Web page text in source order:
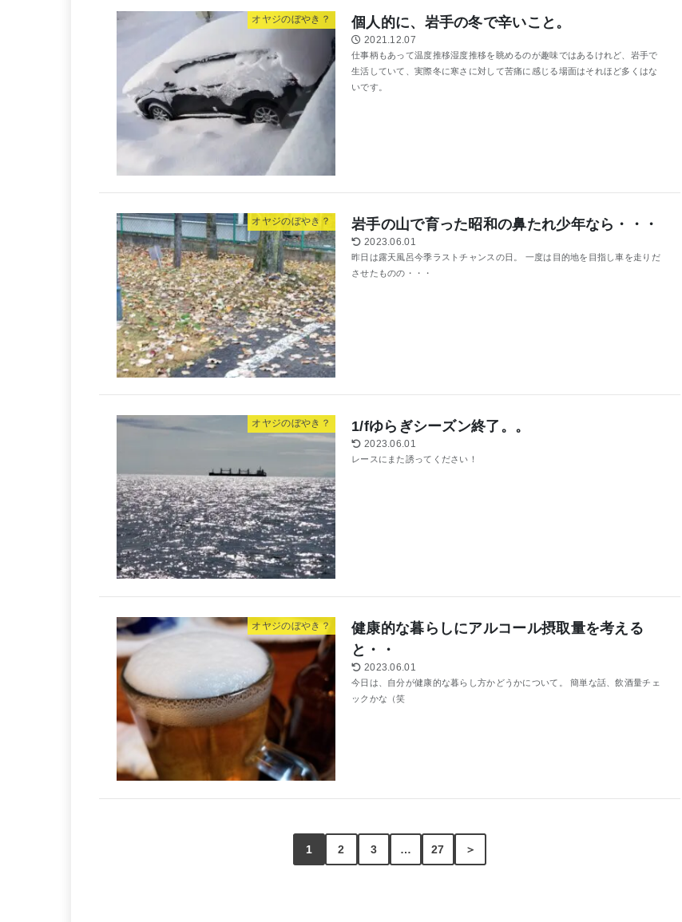
オヤジのぼやき？ 個人的に、岩手の冬で辛いこと。
2021.12.07
仕事柄もあって温度推移湿度推移を眺めるのが趣味ではあるけれど、岩手で
生活していて、実際冬に寒さに対して苦痛に感じる場面はそれほど多くはな
いです。
オヤジのぼやき？ 岩手の山で育った昭和の鼻たれ少年なら・・・
2023.06.01
昨日は露天風呂今季ラストチャンスの日。 一度は目的地を目指し車を走りだ
させたものの・・・
オヤジのぼやき？ 1/fゆらぎシーズン終了。。
2023.06.01
レースにまた誘ってください！
オヤジのぼやき？
健康的な暮らしにアルコール摂取量を考える
と・・
2023.06.01
今日は、自分が健康的な暮らし方かどうかについて。 簡単な話、飲酒量チェ
ックかな（笑
1 2 3 … 27 ＞